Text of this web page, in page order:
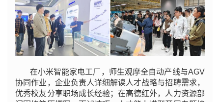
在小米智能家电工厂，师生观摩全自动产线与AGV
协同作业，企业负责人详细解读人才战略与招聘需求，
优秀校友分享职场成长经验；在高德红外，人力资源部